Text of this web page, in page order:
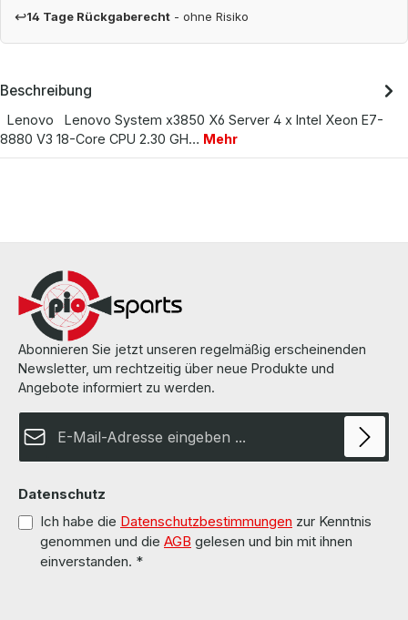
↩14 Tage Rückgaberecht - ohne Risiko
Beschreibung
Lenovo Lenovo System x3850 X6 Server 4 x Intel Xeon E7-
8880 V3 18-Core CPU 2.30 GH… Mehr
Abonnieren Sie jetzt unseren regelmäßig erscheinenden
Newsletter, um rechtzeitig über neue Produkte und
Angebote informiert zu werden.
Datenschutz
Ich habe die Datenschutzbestimmungen zur Kenntnis
genommen und die AGB gelesen und bin mit ihnen
einverstanden. *